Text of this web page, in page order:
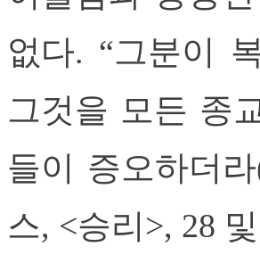
없다. “그분이
그것을 모든 종
들이 증오하더
스, <승리>, 28